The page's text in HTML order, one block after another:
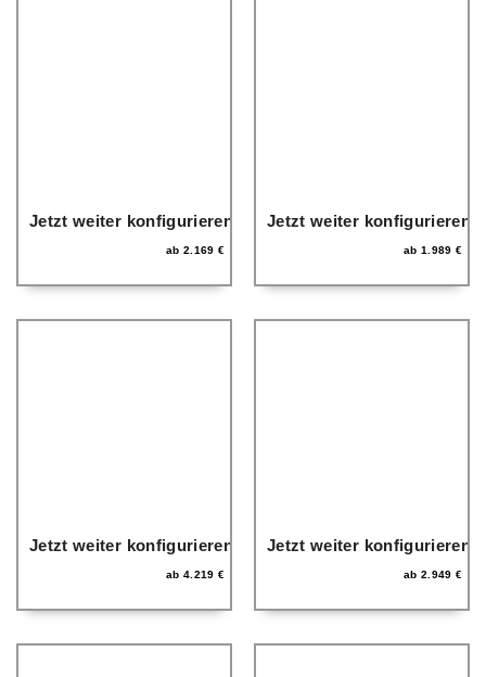
Jetzt weiter konfigurieren
ab2.169€
Jetzt weiter konfigurieren
ab1.989€
Jetzt weiter konfigurieren
ab4.219€
Jetzt weiter konfigurieren
ab2.949€